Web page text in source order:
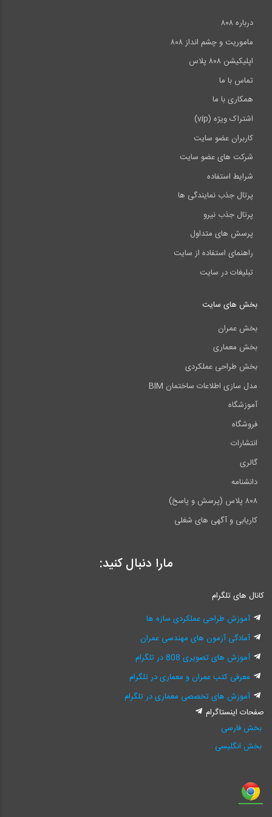
درباره ۸۰۸
ماموریت و چشم انداز ۸۰۸
اپلیکیشن ۸۰۸ پلاس
تماس با ما
همکاری با ما
اشتراک ویژه (vip)
کاربران عضو سایت
شرکت های عضو سایت
شرایط استفاده
پرتال جذب نمایندگی ها
پرتال جذب نیرو
پرسش های متداول
راهنمای استفاده از سایت
تبلیغات در سایت
بخش های سایت
بخش عمران
بخش معماری
بخش طراحی عملکردی
مدل سازی اطلاعات ساختمان BIM
آموزشگاه
فروشگاه
انتشارات
گالری
دانشنامه
۸۰۸ پلاس (پرسش و پاسخ)
کاریابی و آگهی های شغلی
مارا دنبال کنید:
کانال های تلگرام
آموزش طراحی عملکردی سازه ها
آمادگی آزمون های مهندسی عمران
آموزش های تصویری 808 در تلگرام
معرفی کتب عمران و معماری در تلگرام
آموزش های تخصصی معماری در تلگرام
صفحات اینستاگرام
بخش فارسی
بخش انگلیسی